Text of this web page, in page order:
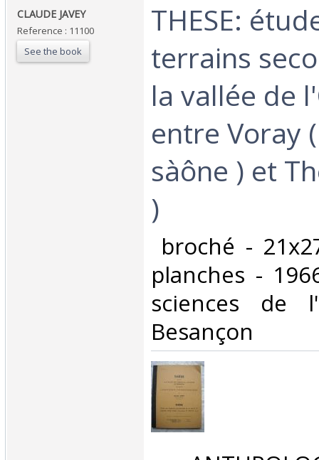
‎CLAUDE JAVEY‎
Reference : 11100
See the book
‎THESE:
terrains
la vallée de
entre Voray
sàône ) et
)‎
broché -
planches -
sciences de
Besançon‎